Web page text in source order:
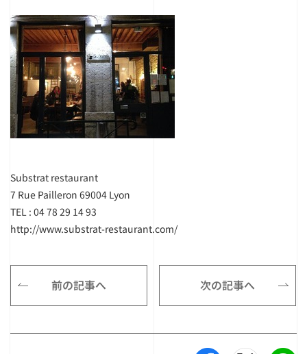
Substrat restaurant
7 Rue Pailleron 69004 Lyon
TEL : 04 78 29 14 93
http://www.substrat-restaurant.com/
前の記事へ 次の記事へ